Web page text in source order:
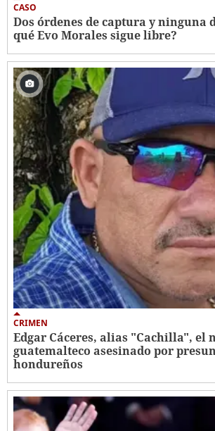
CASO
Dos órdenes de captura y ninguna
qué Evo Morales sigue libre?
CRIMEN
Edgar Cáceres, alias "Cachilla", el
guatemalteco asesinado por
hondureños